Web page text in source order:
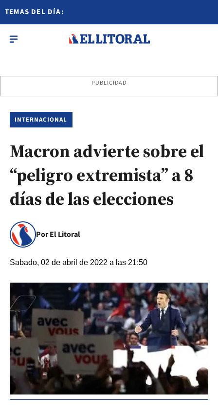
TEMAS DEL DÍA:
PUBLICIDAD
INTERNACIONAL
Macron advierte sobre el
“peligro extremista” a 8
días de las elecciones
Por El Litoral
Sabado, 02 de abril de 2022 a las 21:50